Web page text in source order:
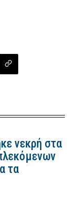
νεκρή στα
τα